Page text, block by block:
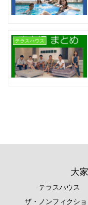
テラスハウス
大
テラスハウス
ザ・ノンフィクショ